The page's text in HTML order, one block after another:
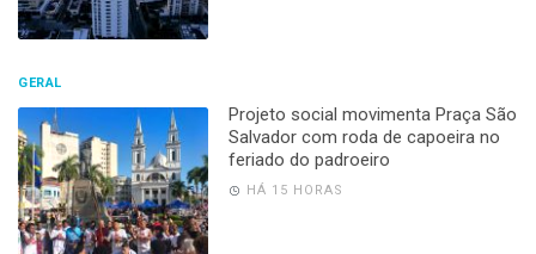
GERAL
Projeto social movimenta Praça São
Salvador com roda de capoeira no
feriado do padroeiro
HÁ 15 HORAS